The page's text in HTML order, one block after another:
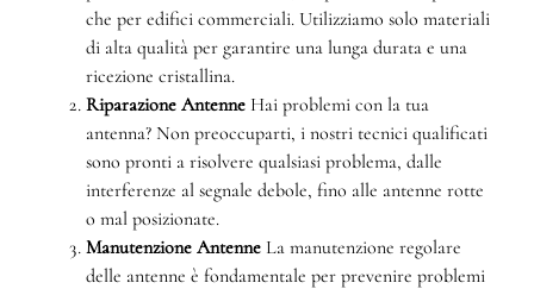
che per edifici commerciali. Utilizziamo solo materiali
di alta qualità per garantire una lunga durata e una
ricezione cristallina.
Riparazione Antenne Hai problemi con la tua
antenna? Non preoccuparti, i nostri tecnici qualificati
sono pronti a risolvere qualsiasi problema, dalle
interferenze al segnale debole, fino alle antenne rotte
o mal posizionate.
Manutenzione Antenne La manutenzione regolare
delle antenne è fondamentale per prevenire problemi